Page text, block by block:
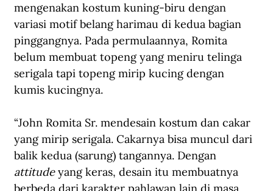
mengenakan kostum kuning-biru dengan
variasi motif belang harimau di kedua bagian
pinggangnya. Pada permulaannya, Romita
belum membuat topeng yang meniru telinga
serigala tapi topeng mirip kucing dengan
kumis kucingnya.
“John Romita Sr. mendesain kostum dan cakar
yang mirip serigala. Cakarnya bisa muncul dari
balik kedua (sarung) tangannya. Dengan
attitude yang keras, desain itu membuatnya